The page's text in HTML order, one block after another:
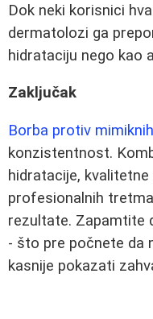
Dok neki korisnici
dermatolozi ga
hidrataciju nego kao
Zaključak
Borba protiv
konzistentnost.
hidratacije,
profesionalnih
rezultate. Zapamtite
- što pre počnete da
kasnije pokazati